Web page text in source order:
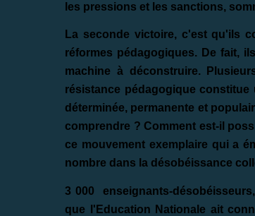
les pressions et les sanctions,
La seconde victoire, c'est qu'ils
réformes pédagogiques. De fait,
machine à déconstruire.
résistance pédagogique
déterminée, permanente et
comprendre ? Comment est-il
ce mouvement exemplaire qui a
nombre dans la désobéissance
3 000 enseignants-
que l'Education Nationale ait